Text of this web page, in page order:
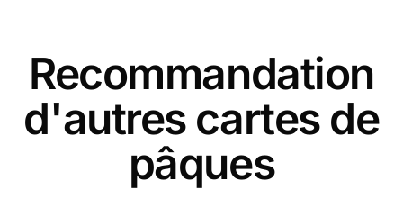
Recommandation
d'autres cartes de
pâques